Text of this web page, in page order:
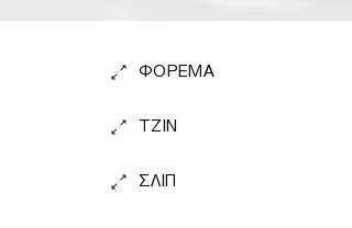
ΦΟΡΕΜΑ
TZIN
ΣΛΙΠ